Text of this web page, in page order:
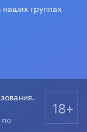
группах
18+